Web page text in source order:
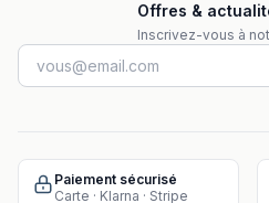
Offres &
Inscrivez-vous à
Paiement sécurisé
Carte · Klarna · Stripe